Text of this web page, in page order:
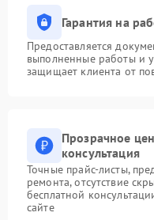
Гарантия на
Предоставляется
выполненные работы и
защищает клиента от
Прозрачное
консультация
Точные прайс-листы,
ремонта, отсутствие
бесплатной
сайте